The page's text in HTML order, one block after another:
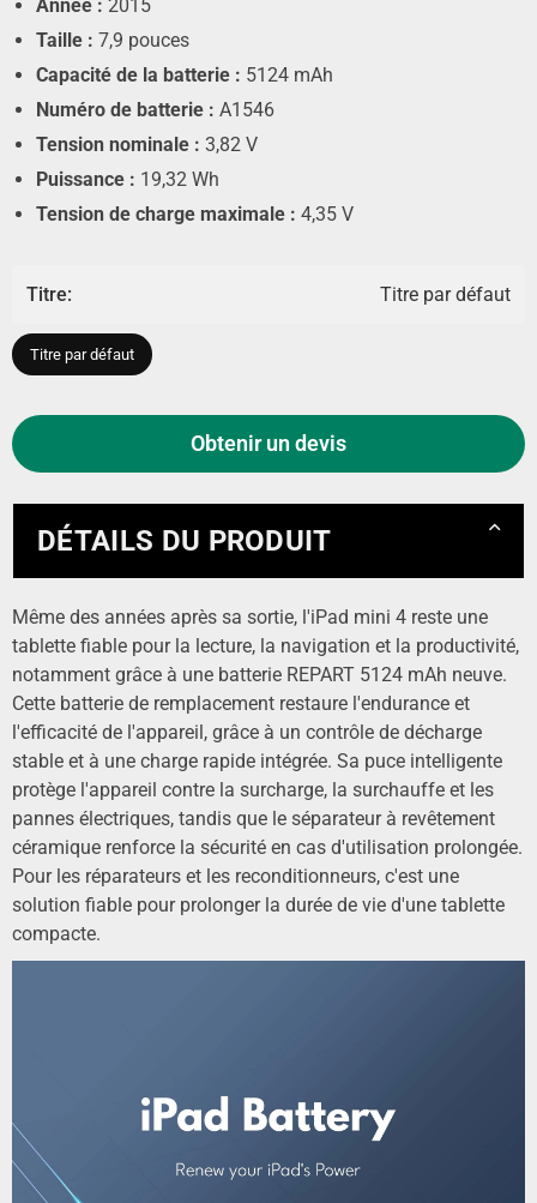
Année : 2015
Taille : 7,9 pouces
Capacité de la batterie : 5124 mAh
Numéro de batterie : A1546
Tension nominale : 3,82 V
Puissance : 19,32 Wh
Tension de charge maximale : 4,35 V
Titre: Titre par défaut
Titre par défaut
Obtenir un devis
DÉTAILS DU PRODUIT
Même des années après sa sortie, l'iPad mini 4 reste une
tablette fiable pour la lecture, la navigation et la productivité,
notamment grâce à une batterie REPART 5124 mAh neuve.
Cette batterie de remplacement restaure l'endurance et
l'efficacité de l'appareil, grâce à un contrôle de décharge
stable et à une charge rapide intégrée. Sa puce intelligente
protège l'appareil contre la surcharge, la surchauffe et les
pannes électriques, tandis que le séparateur à revêtement
céramique renforce la sécurité en cas d'utilisation prolongée.
Pour les réparateurs et les reconditionneurs, c'est une
solution fiable pour prolonger la durée de vie d'une tablette
compacte.